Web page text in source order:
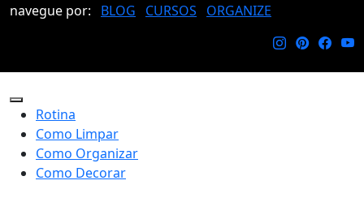
navegue por: BLOG CURSOS ORGANIZE
Rotina
Como Limpar
Como Organizar
Como Decorar